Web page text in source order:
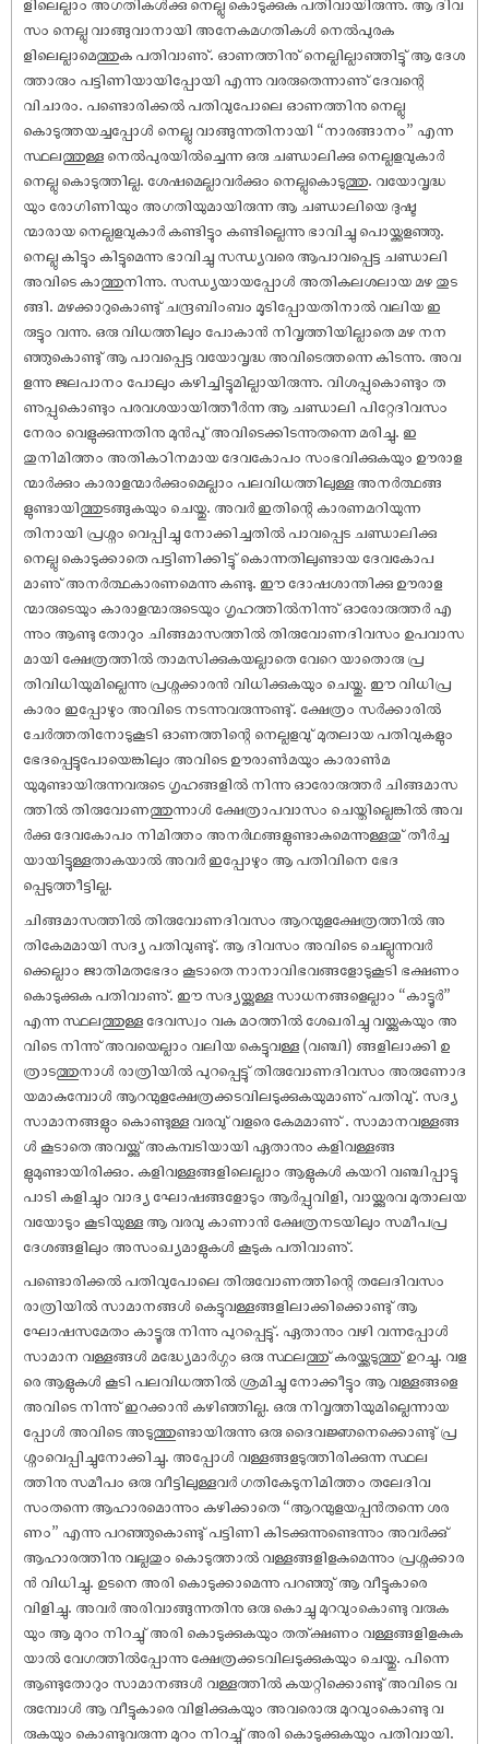
സം നെല്ലു വാങ്ങുവാനായി അനേകമഗതികൾ നെൽപുരക
ളിലെല്ലാമെത്തുക പതിവാണു്. ഓണത്തിനു് നെല്ലില്ലാഞ്ഞിട്ടു് ആ ദേശ
ത്താരും പട്ടിണിയായിപ്പോയി എന്നു വരരുതെന്നാണു് ദേവന്റെ
വിചാരം. പണ്ടൊരിക്കൽ പതിവുപോലെ ഓണത്തിനു നെല്ലു
കൊടുത്തയച്ചപ്പോൾ നെല്ലു വാങ്ങുന്നതിനായി “നാരങ്ങാനം” എന്ന
സ്ഥലത്തുള്ള നെൽപുരയിൽച്ചെന്ന ഒരു ചണ്ഡാലിക്കു നെല്ലളവുകാർ
നെല്ലു കൊടുത്തില്ല. ശേ‌ഷമെല്ലാവർക്കും നെല്ലുകൊടുത്തു. വയോവൃദ്ധ
യും രോഗിണിയും അഗതിയുമായിരുന്ന ആ ചണ്ഡാലിയെ ദുഷ്ട
ന്മാരായ നെല്ലളവുകാർ കണ്ടിട്ടും കണ്ടില്ലെന്നു ഭാവിച്ചു പൊയ്ക്കളഞ്ഞു.
നെല്ലു കിട്ടും കിട്ടുമെന്നു ഭാവിച്ചു സന്ധ്യവരെ ആപാവപ്പെട്ട ചണ്ഡാലി
അവിടെ കാത്തുനിന്നു. സന്ധ്യയായപ്പോൾ അതികലശലായ മഴ തുട
ങ്ങി. മഴക്കാറുകൊണ്ടു് ചന്ദ്രബിംബം മൂടിപ്പോയതിനാൽ വലിയ ഇ
രുട്ടും വന്നു. ഒരു വിധത്തിലും പോകാൻ നിവൃത്തിയില്ലാതെ മഴ നന
ഞ്ഞുകൊണ്ടു് ആ പാവപ്പെട്ട വയോവൃദ്ധ അവിടെത്തന്നെ കിടന്നു. അവ
ളന്നു ജലപാനം പോലും കഴിച്ചിട്ടുമില്ലായിരുന്നു. വിശപ്പുകൊണ്ടും ത
ണുപ്പുകൊണ്ടും പരവശയായിത്തീർന്ന ആ ചണ്ഡാലി പിറ്റേദിവസം
നേരം വെളുക്കുന്നതിനു മുൻപു് അവിടെക്കിടന്നുതന്നെ മരിച്ചു. ഇ
തുനിമിത്തം അതികഠിനമായ ദേവകോപം സംഭവിക്കുകയും ഊരാള
ന്മാർക്കും കാരാളന്മാർക്കുംമെല്ലാം പലവിധത്തിലുള്ള അനർത്ഥങ്ങ
ളുണ്ടായിത്തുടങ്ങുകയും ചെയ്തു. അവർ ഇതിന്റെ കാരണമറിയുന്ന
തിനായി പ്രശ്നം വെപ്പിച്ചു നോക്കിച്ചതിൽ പാവപ്പെട ചണ്ഡാലിക്കു
നെല്ലു കൊടുക്കാതെ പട്ടിണിക്കിട്ടു് കൊന്നതിലുണ്ടായ ദേവകോപ
മാണു് അനർത്ഥകാരണമെന്നു കണ്ടു. ഈ ദോ‌ഷശാന്തിക്കു ഊരാള
ന്മാരുടെയും കാരാളന്മാരുടെയും ഗൃഹത്തിൽനിന്നു് ഓരോരുത്തർ എ
ന്നും ആണ്ടു തോറും ചിങ്ങമാസത്തിൽ തിരുവോണദിവസം ഉപവാസ
മായി ക്ഷേത്രത്തിൽ താമസിക്കുകയല്ലാതെ വേറെ യാതൊരു പ്ര
തിവിധിയുമില്ലെന്നു പ്രശ്നക്കാരൻ വിധിക്കുകയും ചെയ്തു. ഈ വിധിപ്ര
കാരം ഇപ്പോഴും അവിടെ നടന്നുവരുന്നുണ്ടു്. ക്ഷേത്രം സർക്കാരിൽ
ചേർത്തതിനോടുകൂടി ഓണത്തിന്റെ നെല്ലളവു് മുതലായ പതിവുകളും
ഭേദപ്പെട്ടുപോയെങ്കിലും അവിടെ ഊരാൺമയും കാരാൺമ
യുമുണ്ടായിരുന്നവരുടെ ഗൃഹങ്ങളിൽ നിന്നു ഓരോരുത്തർ ചിങ്ങമാസ
ത്തിൽ തിരുവോണത്തുന്നാൾ ക്ഷേത്രാപവാസം ചെയ്തില്ലെങ്കിൽ അവ
ർക്കു ദേവകോപം നിമിത്തം അനർഥങ്ങളുണ്ടാകുമെന്നുള്ളതു് തീർച്ച
യായിട്ടുള്ളതാകയാൽ അവർ ഇപ്പോഴും ആ പതിവിനെ ഭേദ
പ്പെടുത്തീട്ടില്ല.
ചിങ്ങമാസത്തിൽ തിരുവോണദിവസം ആറന്മുളക്ഷേത്രത്തിൽ അ
തികേമമായി സദ്യ പതിവുണ്ടു്. ആ ദിവസം അവിടെ ചെല്ലുന്നവർ
ക്കെല്ലാം ജാതിമതഭേദം കൂടാതെ നാനാവിഭവങ്ങളോടുകൂടി ഭക്ഷണം
കൊടുക്കുക പതിവാണു്. ഈ സദ്യയ്ക്കുള്ള സാധനങ്ങളെല്ലാം “കാട്ടൂർ”
എന്ന സ്ഥലത്തുള്ള ദേവസ്വം വക മഠത്തിൽ ശേഖരിച്ചു വയ്ക്കുകയും അ
വിടെ നിന്നു് അവയെല്ലാം വലിയ കെട്ടുവള്ള (വഞ്ചി) ങ്ങളിലാക്കി ഉ
ത്രാടത്തുനാൾ രാത്രിയിൽ പുറപ്പെട്ടു് തിരുവോണദിവസം അരുണോദ
യമാകുമ്പോൾ ആറന്മുളക്ഷേത്രക്കടവിലടുക്കുകയുമാണു് പതിവു്. സദ്യ
സാമാനങ്ങളും കൊണ്ടുള്ള വരവു് വളരെ കേമമാണു് . സാമാനവള്ളങ്ങ
ൾ കൂടാതെ അവയ്ക്കു് അകമ്പടിയായി ഏതാനും കളിവള്ളങ്ങ
ളുമുണ്ടായിരിക്കും. കളിവള്ളങ്ങളിലെല്ലാം ആളുകൾ കയറി വഞ്ചിപ്പാട്ടു
പാടി കളിച്ചും വാദ്യ ഘോ‌ഷങ്ങളോടും ആർപ്പുവിളി, വായ്ക്കുരവ മുതാലയ
വയോടും കൂടിയുള്ള ആ വരവു കാണാൻ ക്ഷേത്രനടയിലും സമീപപ്ര
ദേശങ്ങളിലും അസംഖ്യമാളുകൾ കൂടുക പതിവാണു്.
പണ്ടൊരിക്കൽ പതിവുപോലെ തിരുവോണത്തിന്റെ തലേദിവസം
രാത്രിയിൽ സാമാനങ്ങൾ കെട്ടുവള്ളങ്ങളിലാക്കിക്കൊണ്ടു് ആ
ഘോ‌ഷസമേതം കാട്ടൂരു നിന്നു പുറപ്പെട്ടു്. ഏതാനും വഴി വന്നപ്പോൾ
സാമാന വള്ളങ്ങൾ മദ്ധ്യേമാർഗ്ഗം ഒരു സ്ഥലത്തു് കരയ്ക്കടുത്തു് ഉറച്ചു. വള
രെ ആളുകൾ കൂടി പലവിധത്തിൽ ശ്രമിച്ചു നോക്കീട്ടും ആ വള്ളങ്ങളെ
അവിടെ നിന്നു് ഇറക്കാൻ കഴിഞ്ഞില്ല. ഒരു നിവൃത്തിയുമില്ലെന്നായ
പ്പോൾ അവിടെ അടുത്തുണ്ടായിരുന്നു ഒരു ദൈവജ്ഞനെക്കൊണ്ടു് പ്ര
ശ്നംവെപ്പിച്ചുനോക്കിച്ചു. അപ്പോൾ വള്ളങ്ങളടുത്തിരിക്കുന്ന സ്ഥല
ത്തിനു സമീപം ഒരു വീട്ടിലുള്ളവർ ഗതികേടുനിമിത്തം തലേദിവ
സംതന്നെ ആഹാരമൊന്നും കഴിക്കാതെ “ആറന്മുളയപ്പൻതന്നെ ശര
ണം” എന്നു പറഞ്ഞുകൊണ്ടു് പട്ടിണി കിടക്കുന്നുണ്ടെന്നും അവർക്കു്
ആഹാരത്തിനു വല്ലതും കൊടുത്താൽ വള്ളങ്ങളിളകുമെന്നും പ്രശ്നക്കാര
ൻ വിധിച്ചു. ഉടനെ അരി കൊടുക്കാമെന്നു പറഞ്ഞു് ആ വീട്ടുകാരെ
വിളിച്ചു. അവർ അരിവാങ്ങുന്നതിനു ഒരു കൊച്ചു മുറവുംകൊണ്ടു വരുക
യും ആ മുറം നിറച്ചു് അരി കൊടുക്കുകയും തത്ക്ഷണം വള്ളങ്ങളിളകുക
യാൽ വേഗത്തിൽപ്പോന്നു ക്ഷേത്രക്കടവിലടുക്കുകയും ചെയ്തു. പിന്നെ
ആണ്ടുതോറും സാമാനങ്ങൾ വള്ളത്തിൽ കയറ്റിക്കൊണ്ടു് അവിടെ വ
രുമ്പോൾ ആ വീട്ടുകാരെ വിളിക്കുകയും അവരൊരു മുറവുംകൊണ്ടു വ
രുകയും കൊണ്ടുവരുന്ന മുറം നിറച്ചു് അരി കൊടുക്കുകയും പതിവായി.